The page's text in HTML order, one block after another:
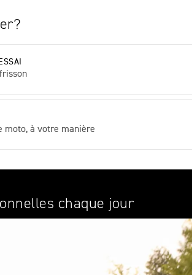
moto, à votre manière
chaque jour